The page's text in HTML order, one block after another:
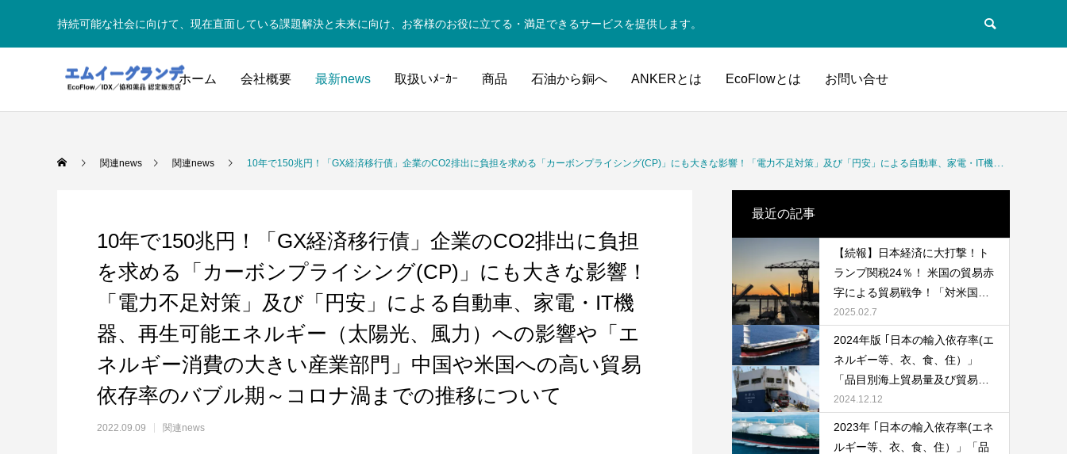
持続可能な社会に向けて、現在直面している課題解決と未来に向け、お客様のお役に立てる・満足できるサービスを提供します。
ホーム 会社概要 最新news 取扱いﾒｰｶｰ 商品 石油から銅へ ANKERとは EcoFlowとは お問い合せ
関連news 関連news 10年で150兆円！「GX経済移行債」企業のCO2排出に負担を求める「カーボンプライシング(CP)」にも大きな影響！「電力不足対策」及び「円安」による自動車、家電・IT機器、再生可能エネルギー（太陽光、風力）への影響や「エネルギー消費の大きい産業部門」中国や米国への高い貿易依存率のバブル期～コロナ渦までの推移について
10年で150兆円！「GX経済移行債」企業のCO2排出に負担
を求める「カーボンプライシング(CP)」にも大きな影響！
「電力不足対策」及び「円安」による自動車、家電・IT機
器、再生可能エネルギー（太陽光、風力）への影響や「エ
ネルギー消費の大きい産業部門」中国や米国への高い貿易
依存率のバブル期～コロナ渦までの推移について
2022.09.09 関連news
最近の記事
【続報】日本経済に大打撃！ト
ランプ関税24％！ 米国の貿易赤
字による貿易戦争！「対米国輸
出入品の推移」「日本の地域別/
品目別輸出入額」「為替(円安)
の影響」「食料需給率の推移 」
「鉱物資源の役割」資源安定供
対応について
2025.02.7
2024年版 ｢日本の輸入依存率(エ
ネルギー等、衣、食、住）」
「品目別海上貿易量及び貿易
額」「食料需給率の推移 国産
材・外材別の木材需要(供給量)
」「鉱物資源の役割」及び資源
2024.12.12
2023年 ｢日本の輸入依存率(エネ
ルギー等、衣、食、住）」「品